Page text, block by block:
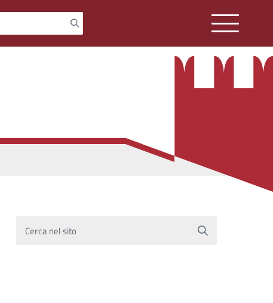
Cerca nel sito